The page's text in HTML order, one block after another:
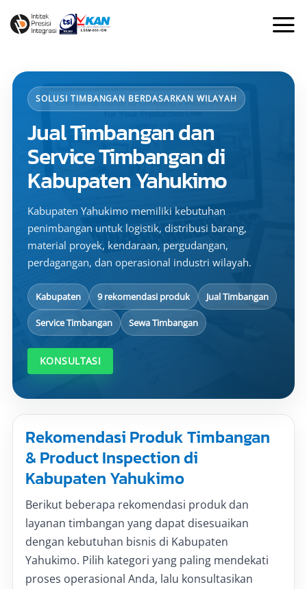
SOLUSI TIMBANGAN BERDASARKAN WILAYAH
Jual Timbangan dan
Service Timbangan di
Kabupaten Yahukimo
Kabupaten Yahukimo memiliki kebutuhan
penimbangan untuk logistik, distribusi barang,
material proyek, kendaraan, pergudangan,
perdagangan, dan operasional industri wilayah.
Kabupaten 9 rekomendasi produk Jual Timbangan
Service Timbangan Sewa Timbangan
KONSULTASI
Rekomendasi Produk Timbangan
& Product Inspection di
Kabupaten Yahukimo
Berikut beberapa rekomendasi produk dan
layanan timbangan yang dapat disesuaikan
dengan kebutuhan bisnis di Kabupaten
Yahukimo. Pilih kategori yang paling mendekati
proses operasional Anda, lalu konsultasikan